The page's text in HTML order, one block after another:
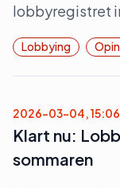
lobbyregistret
Lobbying
2026-03-04, 15:06
Klart nu:
sommaren